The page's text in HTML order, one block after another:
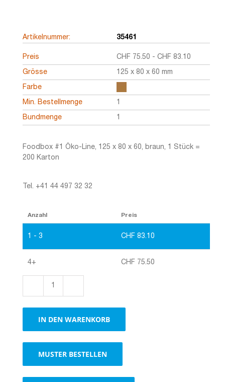
Artikelnummer: 35461
Preis CHF 75.50 - CHF 83.10
Grösse 125 x 80 x 60 mm
Farbe
Min. Bestellmenge 1
Bundmenge 1
Foodbox #1 Öko-Line, 125 x 80 x 60, braun, 1 Stück =
200 Karton
Tel. +41 44 497 32 32
Anzahl Preis
1 - 3 CHF 83.10
4+ CHF 75.50
Line,
125
x
80
IN DEN WARENKORB
MUSTER BESTELLEN